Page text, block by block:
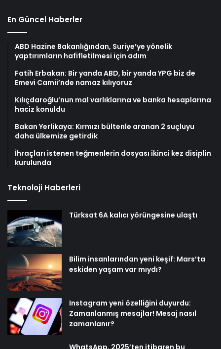
En Güncel Haberler
ABD Hazine Bakanlığından, Suriye’ye yönelik
yaptırımların hafifletilmesi için adım
Fatih Erbakan: Bir yanda ABD, bir yanda YPG biz de
Emevi Camii’nde namaz kılıyoruz
Kılıçdaroğlu’nun mal varlıklarına ve banka hesaplarına
haciz konuldu
Bakan Yerlikaya: Kırmızı bültenle aranan 2 suçluyu
daha ülkemize getirdik
İhraçları istenen teğmenlerin dosyası ikinci kez disiplin
kurulunda
Teknoloji Haberleri
Türksat 6A kalıcı yörüngesine ulaştı
Bilim insanlarından yeni keşif: Mars’ta
eskiden yaşam var mıydı?
Instagram yeni özelliğini duyurdu:
Zamanlanmış mesajlar! Mesaj nasıl
zamanlanır?
WhatsApp, 2025’ten itibaren bu